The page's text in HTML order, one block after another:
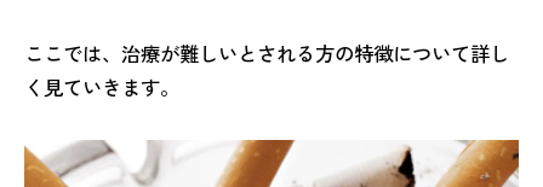
ここでは、治療が難しいとされる方の特徴について詳し
く見ていきます。